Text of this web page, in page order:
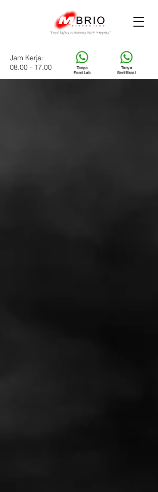
Tanya
Food Lab
Tanya
Sertifikasi
Jam Kerja:
08.00 - 17.00